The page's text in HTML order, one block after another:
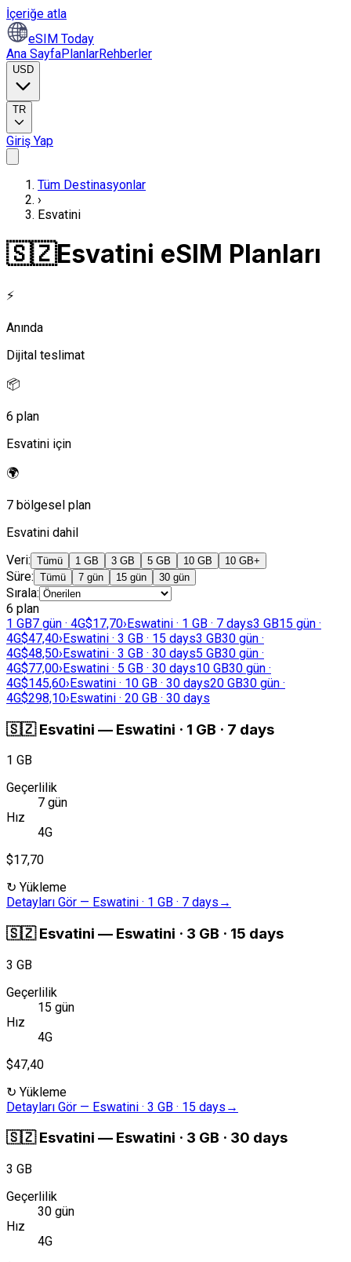
İçeriğe atla
eSIM Today
Ana SayfaPlanlarRehberler
USD
TR
Giriş Yap
Tüm Destinasyonlar
›
Esvatini
🇸🇿Esvatini eSIM Planları
⚡
Anında
Dijital teslimat
📦
6 plan
Esvatini için
🌍
7 bölgesel plan
Esvatini dahil
Veri: Tümü 1 GB 3 GB 5 GB 10 GB 10 GB+
Süre: Tümü 7 gün 15 gün 30 gün
Sırala:
6 plan
1 GB7 gün · 4G$17,70›Eswatini · 1 GB · 7 days3 GB15 gün ·
4G$47,40›Eswatini · 3 GB · 15 days3 GB30 gün ·
4G$48,50›Eswatini · 3 GB · 30 days5 GB30 gün ·
4G$77,00›Eswatini · 5 GB · 30 days10 GB30 gün ·
4G$145,60›Eswatini · 10 GB · 30 days20 GB30 gün ·
4G$298,10›Eswatini · 20 GB · 30 days
🇸🇿 Esvatini — Eswatini · 1 GB · 7 days
1 GB
Geçerlilik
7 gün
Hız
4G
$17,70
↻ Yükleme
Detayları Gör — Eswatini · 1 GB · 7 days →
🇸🇿 Esvatini — Eswatini · 3 GB · 15 days
3 GB
Geçerlilik
15 gün
Hız
4G
$47,40
↻ Yükleme
Detayları Gör — Eswatini · 3 GB · 15 days →
🇸🇿 Esvatini — Eswatini · 3 GB · 30 days
3 GB
Geçerlilik
30 gün
Hız
4G